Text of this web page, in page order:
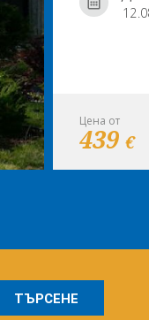
Цена от
439€